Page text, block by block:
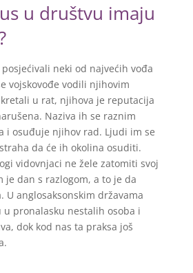
u društvu imaju
neki od najvećih vođa
vojskovođe vodili njihovim
u rat, njihova je reputacija
Naziva ih se raznim
i osuđuje njihov rad. Ljudi im se
da će ih okolina osuditi.
vidovnjaci ne žele zatomiti svoj
je dan s razlogom, a to je da
U anglosaksonskim državama
u pronalasku nestalih osoba i
dok kod nas ta praksa još